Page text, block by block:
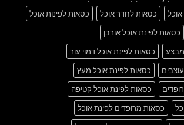
כסאות לחדר אוכל
כסאות לפינות אוכל
כסאות לפינת אוכל אורבן
כסאות לפינת אוכל דמוי עור
כסאות לפינת אוכל מעץ
כסאות לפינת אוכל קטיפה
כסאות מרופדים לפינת אוכל